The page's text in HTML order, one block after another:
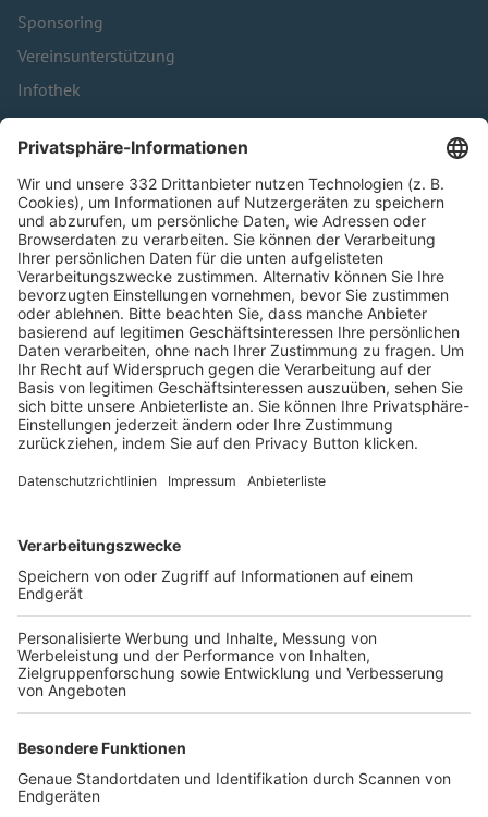
Sponsoring
Vereinsunterstützung
Infothek
Kontakt
HÄUFIG BESUCHTE SEITEN
Pässe und Vereinswechsel
Trainerausbildung
Schulungsangebot Vereinsmitarbeiter
BFV-Geschäftsstellen
Trainerbörse
Login SpielPlus
FOLGE DEM BFV
TOP-VEREINE
TOP-PARTNER